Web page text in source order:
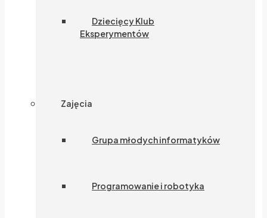
Dziecięcy Klub
Eksperymentów
Zajęcia
Grupa młodych informatyków
Programowanie i robotyka